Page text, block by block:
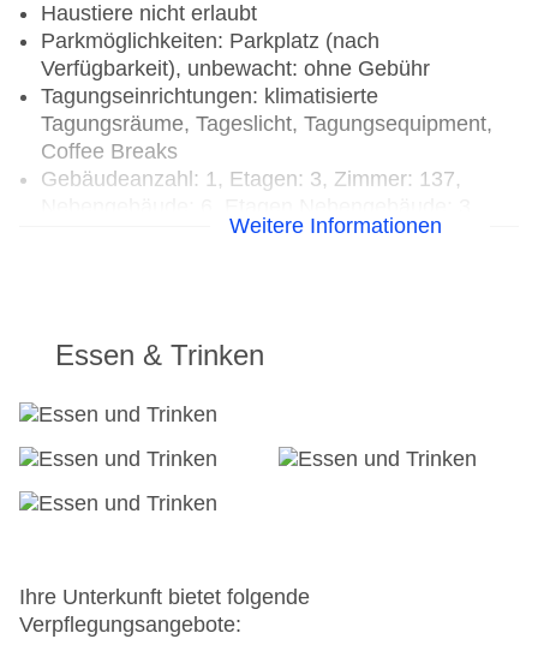
Haustiere nicht erlaubt
Parkmöglichkeiten: Parkplatz (nach
Verfügbarkeit), unbewacht: ohne Gebühr
Tagungseinrichtungen: klimatisierte
Tagungsräume, Tageslicht, Tagungsequipment,
Coffee Breaks
Gebäudeanzahl: 1, Etagen: 3, Zimmer: 137,
Weitere Informationen
Essen & Trinken
Ihre Unterkunft bietet folgende
Verpflegungsangebote: